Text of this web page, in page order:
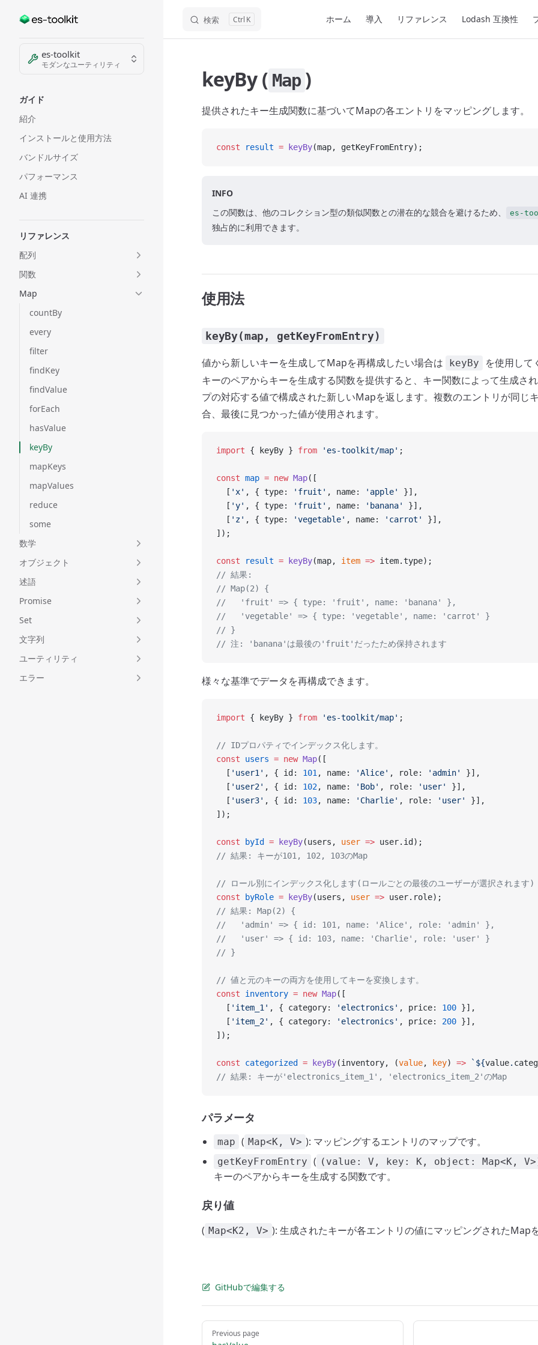
Skip to content 検索 K ホーム 導入 リファレンス Lodash 互換性
Sidebar Navigation
es-toolkit
モダンなユーティリティ
ガイド
紹介
インストールと使用方法
バンドルサイズ
パフォーマンス
AI 連携
リファレンス
配列
関数
Map
countBy
every
filter
findKey
findValue
forEach
hasValue
keyBy
mapKeys
mapValues
reduce
some
数学
オブジェクト
述語
Promise
Set
文字列
ユーティリティ
エラー
keyBy ( Map )
提供されたキー生成関数に基づいてMapの各エントリをマッピングします。
const result = keyBy(map, getKeyFromEntry);
INFO
この関数は、他のコレクション型の類似関数との潜在的な競合を避けるため、
es-
独占的に利用できます。
使用法
keyBy(map, getKeyFromEntry)
値から新しいキーを生成してMapを再構成したい場合は keyBy
を使用して
キーのペアからキーを生成する関数を提供すると、キー関数によって生成さ
プの対応する値で構成された新しいMapを返します。複数のエントリが同じ
合、最後に見つかった値が使用されます。
import { keyBy } from 'es-toolkit/map' ;
const map = new Map([
  [
'x' , { type: 'fruit' , name: 'apple'
}],
  [
'y' , { type: 'fruit' , name: 'banana'
}],
  [
'z' , { type: 'vegetable' , name: 'carrot'
}],
]);
const result = keyBy(map, item => item.type);
// 結果:
// Map(2) {
//   'fruit' => { type: 'fruit', name: 'banana' },
//   'vegetable' => { type: 'vegetable', name: 'carrot' }
// }
// 注: 'banana'は最後の'fruit'だったため保持されます
様々な基準でデータを再構成できます。
import { keyBy } from 'es-toolkit/map' ;
// IDプロパティでインデックス化します。
const users = new Map([
  [
'user1' , { id: 101 , name: 'Alice' , role: 'admin'
}],
  [
'user2' , { id: 102, name: 'Bob' , role: 'user'
}],
  [
'user3' , { id: 103, name: 'Charlie' , role: 'user'
}],
]);
const byId = keyBy(users, user => user.id);
// 結果: キーが101, 102, 103のMap
// ロール別にインデックス化します(ロールごとの最後のユーザーが選択されます)
const byRole = keyBy(users, user => user.role);
// 結果: Map(2) {
//   'admin' => { id: 101, name: 'Alice', role: 'admin' },
//   'user' => { id: 103, name: 'Charlie', role: 'user' }
// }
// 値と元のキーの両方を使用してキーを変換します。
const inventory = new Map([
  [
'item_1' , { category: 'electronics' , price: 100 }],
  [
'item_2' , { category: 'electronics' , price: 200 }],
]);
const categorized = keyBy(inventory, (value, key) => `${value.
// 結果: キーが'electronics_item_1', 'electronics_item_2'のMap
パラメータ
map ( Map<K, V> ): マッピングするエントリのマップです。
getKeyFromEntry ( (value: V, key: K, object: Map<K,
キーのペアからキーを生成する関数です。
戻り値
( Map<K2, V> ): 生成されたキーが各エントリの値にマッピングされたMapを
GitHubで編集する
Pager
Previous page